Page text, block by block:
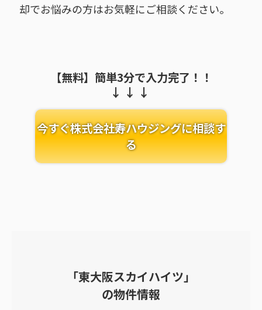
却でお悩みの方はお気軽にご相談ください。
【無料】簡単3分で入力完了！！
今すぐ株式会社寿ハウジングに相談す
る
「東大阪スカイハイツ」
の物件情報